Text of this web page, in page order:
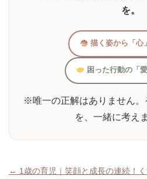
を。
描く姿から「心
困った行動の「
※唯一の正解はありません
を、一緒に考え
投
← 1歳の育児｜笑顔と成長の連続！